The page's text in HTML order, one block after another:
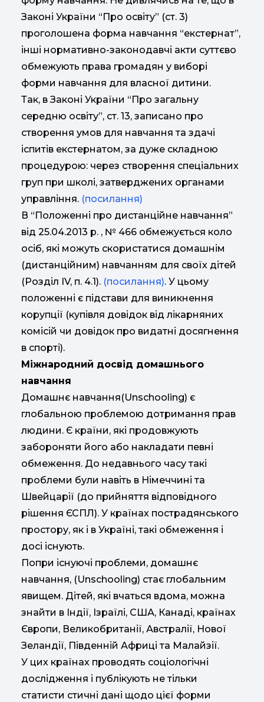
Законі України “Про освіту” (ст. 3)
проголошена форма навчання “екстернат”,
інші нормативно-законодавчі акти суттєво
обмежують права громадян у виборі
форми навчання для власної дитини.
Так, в Законі України “Про загальну
середню освіту”, ст. 13, записано про
створення умов для навчання та здачі
іспитів екстернатом, за дуже складною
процедурою: через створення спеціальних
груп при школі, затверджених органами
управління. (посилання)
В “Положенні про дистанційне навчання”
від 25.04.2013 р. , № 466 обмежується коло
осіб, які можуть скористатися домашнім
(дистанційним) навчанням для своїх дітей
(Розділ IV, п. 4.1). (посилання). У цьому
положенні є підстави для виникнення
корупції (купівля довідок від лікарняних
комісій чи довідок про видатні досягнення
в спорті).
Міжнародний досвід домашнього
навчання
Домашнє навчання(Unschooling) є
глобальною проблемою дотримання прав
людини. Є країни, які продовжують
забороняти його або накладати певні
обмеження. До недавнього часу такі
проблеми були навіть в Німеччині та
Швейцарії (до прийняття відповідного
рішення ЄСПЛ). У країнах пострадянського
простору, як і в Україні, такі обмеження і
досі існують.
Попри існуючі проблеми, домашнє
навчання, (Unschooling) стає глобальним
явищем. Дітей, які вчаться вдома, можна
знайти в Індії, Ізраїлі, США, Канаді, країнах
Європи, Великобританії, Австралії, Нової
Зеландії, Південній Африці та Малайзії.
У цих країнах проводять соціологічні
дослідження і публікують не тільки
статисти стичні дані щодо цієї форми